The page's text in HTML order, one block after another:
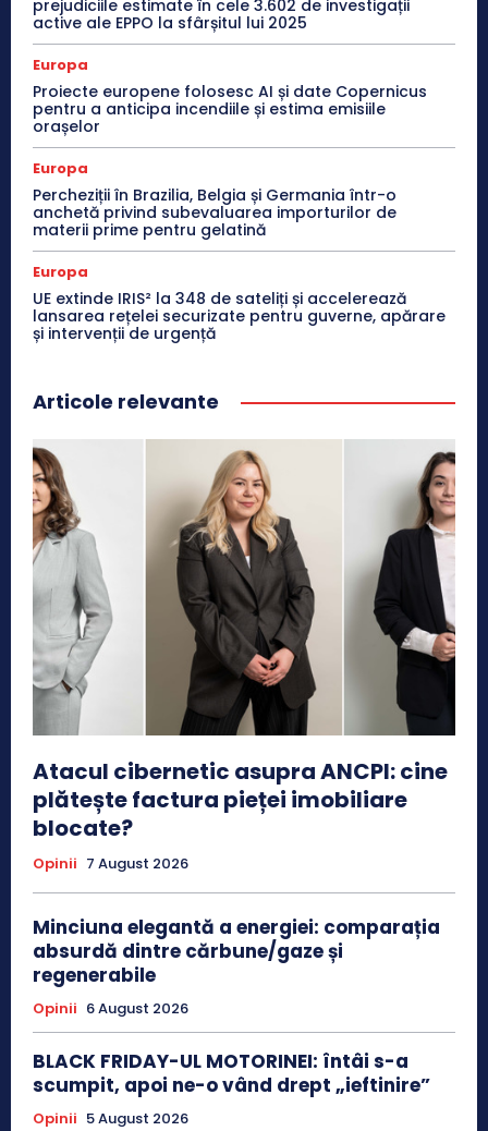
prejudiciile estimate în cele 3.602 de investigații
active ale EPPO la sfârșitul lui 2025
Europa
Proiecte europene folosesc AI și date Copernicus
pentru a anticipa incendiile și estima emisiile
orașelor
Europa
Percheziții în Brazilia, Belgia și Germania într-o
anchetă privind subevaluarea importurilor de
materii prime pentru gelatină
Europa
UE extinde IRIS² la 348 de sateliți și accelerează
lansarea rețelei securizate pentru guverne, apărare
și intervenții de urgență
Articole relevante
Atacul cibernetic asupra ANCPI: cine
plătește factura pieței imobiliare
blocate?
Opinii 7 August 2026
Minciuna elegantă a energiei: comparația
absurdă dintre cărbune/gaze și
regenerabile
Opinii 6 August 2026
BLACK FRIDAY-UL MOTORINEI: întâi s-a
scumpit, apoi ne-o vând drept „ieftinire”
Opinii 5 August 2026